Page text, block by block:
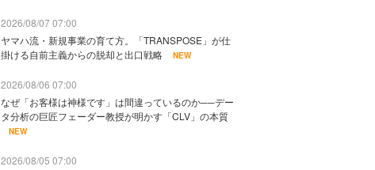
2026/08/07 07:00
ヤマハ流・新規事業の育て方。「TRANSPOSE」が仕
掛ける自前主義からの脱却と出口戦略
NEW
2026/08/06 07:00
なぜ「お客様は神様です」は間違っているのか──デー
タ分析の巨匠フェーダー教授が明かす「CLV」の本質
NEW
2026/08/05 07:00